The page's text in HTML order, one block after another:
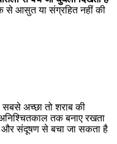
से आसुत या संग्रहित नहीं की
सबसे अच्छा तो शराब की
तक बनाए रखता
और संदूषण से बचा जा सकता है